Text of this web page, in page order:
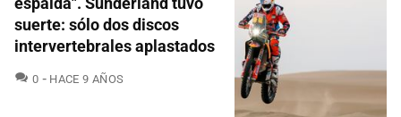
suerte: sólo dos discos
intervertebrales aplastados
0 COMENTARIOS
HACE 9 AÑOS